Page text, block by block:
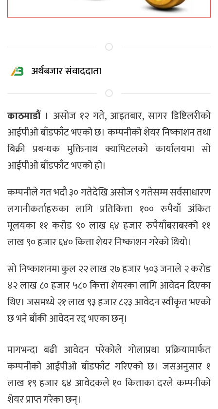
अर्थबजार संवाददाता
काठमाडौं । असोज १२ गते, आइतबार, सागर डिष्टिलरीको
आईपीओ बाँडफाँट भएको छ। कम्पनीको शेयर निष्काशन तथा
बिक्री प्रबन्धक मुक्तिनाथ क्यापिटलको कार्यालयमा सो
आईपीओ बाँडफाँट भएको हो।
कम्पनीले गत भदौ ३० गतेदेखि असोज ९ गतेसम्म सर्वसाधारण
लगानीकर्ताहरुका लागि प्रतिकित्ता १०० रुपैयाँ अंकित
मूलयका ११ करोड ९० लाख ६४ हजार रुपैयाँबराबरको ११
लाख ९० हजार ६४० कित्ता शेयर निष्काशन गरेको थियो।
सो निष्काशनमा कुल २२ लाख २७ हजार ५०३ जनाले २ करोड
४२ लाख ८० हजार ५८० कित्ता शेयरका लागि आवेदन दिएका
थिए। जसमध्ये २१ लाख ९३ हजार ८२३ आवेदन स्वीकृत भएको
छ भने बाँकी आवेदन रद्द भएका छन्।
मागभन्दा बढी आवेदन परेकोले गोलाप्रथा प्रक्रियामार्फत
कम्पनीको आईपीओ बाँडफाँट गरिएको छ। जसअनुसार १
लाख १९ हजार ६४ आवेदकले १० कित्ताका दरले कम्पनीको
शेयर प्राप्त गरेका छन्।